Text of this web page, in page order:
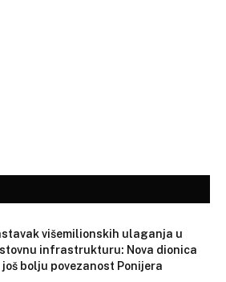
višemilionskih ulaganja u
infrastrukturu: Nova dionica
još bolju povezanost Ponijera